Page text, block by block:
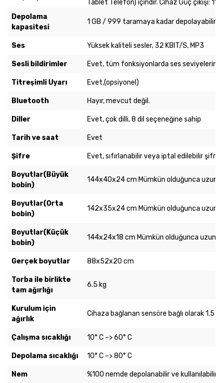
Tablet Telefon) içindir. Cihaz Güç çıkışı:
Depolama
kapasitesi
1 GB / 999 taramaya kadar depolayabilir.
Ses Yüksek kaliteli sesler, 32 KBIT/S, MP3
Sesli bildirimler Evet, tüm fonksiyonlarda ses
Titreşimli Uyarı Evet,(opsiyonel)
Bluetooth Hayır, mevcut değil.
Diller Evet, çok dilli, 8 dil seçeneğine sahip
Tarih ve saat Evet
Şifre Evet, sıfırlanabilir veya iptal edilebilir şifre
Boyutlar(Büyük
bobin)
144x40x24 cm Mümkün olduğunca uzun
Boyutlar(Orta
bobin)
142x35x24 cm Mümkün olduğunca uzun
Boyutlar(Küçük
bobin)
144x24x18 cm Mümkün olduğunca uzun
Gerçek boyutlar 88x52x20 cm
Torba ile birlikte
tam ağırlığı
6.5 kg
Kurulum için
ağırlık
Cihaza bağlanan sensöre bağlı olarak 1.5
Çalışma sıcaklığı 10° C –> 60° C
Depolama sıcaklığı 10° C –> 80° C
Nem %100 nemde depolanabilir ve kullanılabilir.